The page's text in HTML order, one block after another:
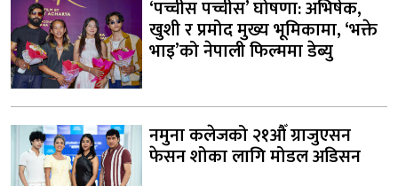
‘पच्चीस पच्चीस’ घोषणा: अभिषेक,
खुशी र प्रमोद मुख्य भूमिकामा, ‘भक्ते
भाइ’को नेपाली फिल्ममा डेब्यु
नमुना कलेजको २१औँ ग्राजुएसन
फेसन शोका लागि मोडल अडिसन